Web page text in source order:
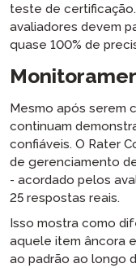
teste de
avaliadores devem
quase 100% de
Mesmo após serem
continuam
confiáveis. O Rater
de gerenciamento
- acordado pelos
25 respostas reais.
Isso mostra como
aquele item âncora
ao padrão ao longo